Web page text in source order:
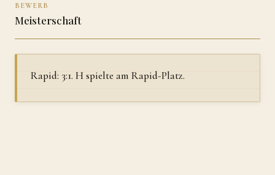
BEWERB
Meisterschaft
Rapid: 3:1. H spielte am Rapid-Platz.